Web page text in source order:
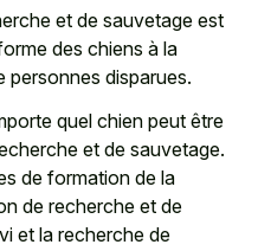
et de sauvetage est
des chiens à la
personnes disparues.
quel chien peut être
et de sauvetage.
de formation de la
de recherche et de
et la recherche de